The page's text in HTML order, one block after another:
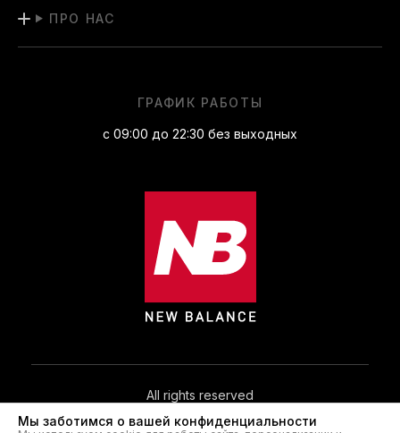
ПРО НАС
ГРАФИК РАБОТЫ
с 09:00 до 22:30 без выходных
All rights reserved
Мы заботимся о вашей конфиденциальности